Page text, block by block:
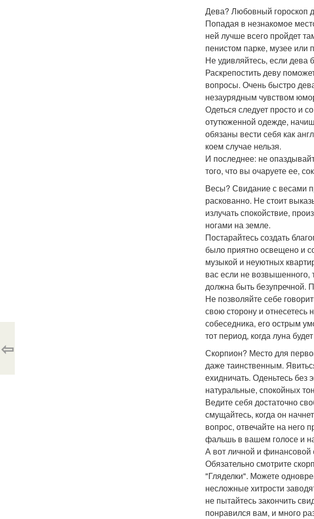
Дева? Любовный гороскоп
Попадая в незнакомое
ней лучше всего пройдет
пенистом парке, музее или
Не удивляйтесь, если дева
Раскрепостить деву
вопросы. Очень быстро
незаурядным чувством
Одеться следует просто и
отутюженной одежде,
обязаны вести себя как
коем случае нельзя.
И последнее: не
того, что вы очаруете ее,
Весы? Свидание с весами
раскованно. Не стоит
излучать спокойствие,
ногами на земле.
Постарайтесь создать
было приятно освещено и
музыкой и неуютных
вас если не возвышенного,
должна быть безупречной.
Не позволяйте себе
свою сторону и отнесетесь
собеседника, его острым
тот период, когда луна
Скорпион? Место для
даже таинственным.
ехидничать. Оденьтесь без
натуральные, спокойных
Ведите себя достаточно
смущайтесь, когда он
вопрос, отвечайте на него
фальшь в вашем голосе и
А вот личной и
Обязательно смотрите
"Гляделки". Можете
несложные хитрости
не пытайтесь закончить
понравился вам, и много
⇦